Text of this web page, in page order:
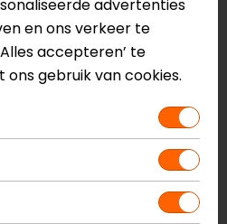
Muc-Off
Individual Wheel &
Component Borstel
13,9510,95
-22%
advertenties
en ons verkeer te
accepteren’ te
ons gebruik van cookies.